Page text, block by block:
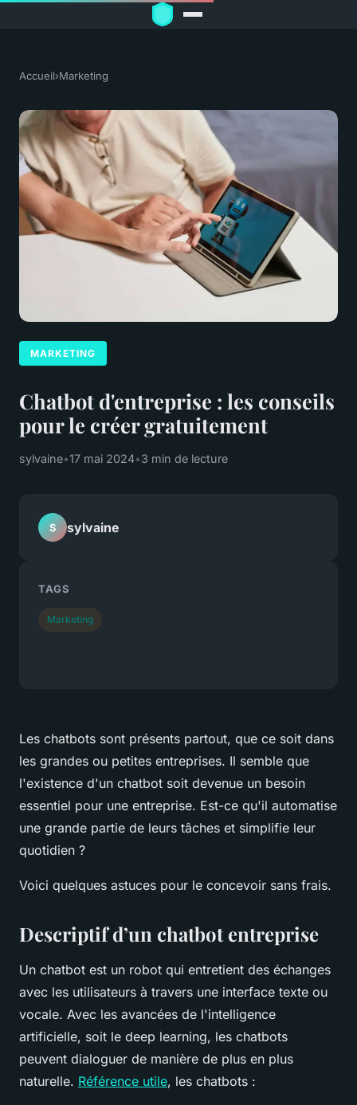
Accueil›Marketing
MARKETING
Chatbot d'entreprise : les conseils
pour le créer gratuitement
sylvaine•17 mai 2024•3 min de lecture
Les chatbots sont présents partout, que ce soit dans
les grandes ou petites entreprises. Il semble que
l'existence d'un chatbot soit devenue un besoin
essentiel pour une entreprise. Est-ce qu'il automatise
une grande partie de leurs tâches et simplifie leur
quotidien ?
Voici quelques astuces pour le concevoir sans frais.
Descriptif d’un chatbot entreprise
Un chatbot est un robot qui entretient des échanges
avec les utilisateurs à travers une interface texte ou
vocale. Avec les avancées de l'intelligence
artificielle, soit le deep learning, les chatbots
peuvent dialoguer de manière de plus en plus
naturelle. Référence utile, les chatbots :
S sylvaine
TAGS
Marketing